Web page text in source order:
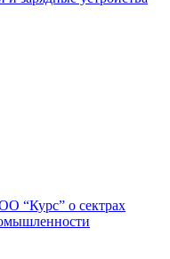
“Курс” о сектрах